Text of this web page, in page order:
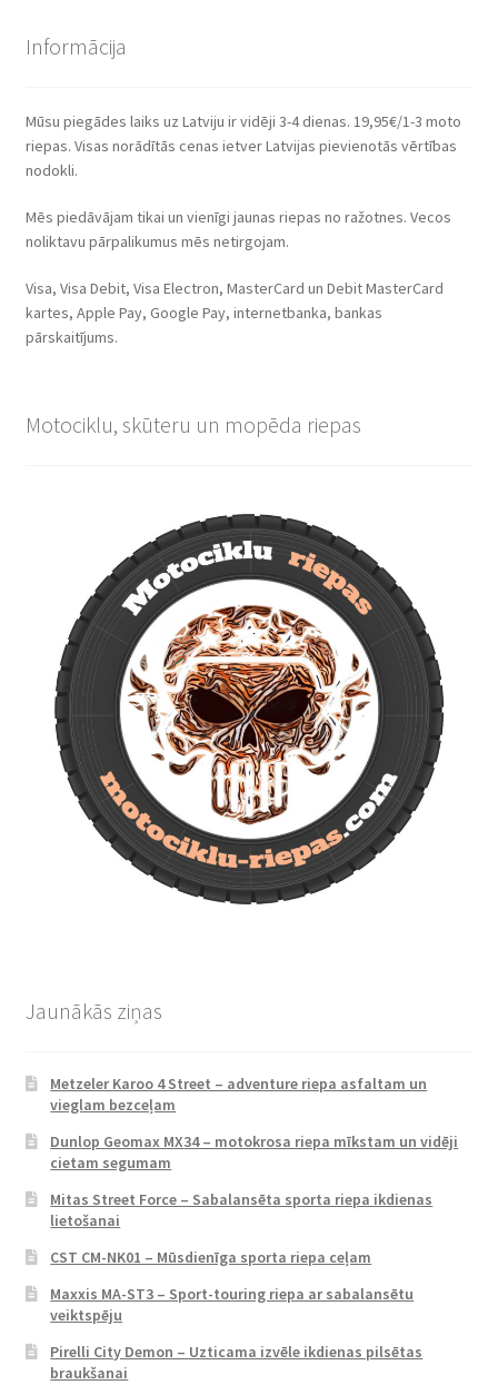
Informācija
Mūsu piegādes laiks uz Latviju ir vidēji 3-4 dienas. 19,95€/1-3 moto
riepas. Visas norādītās cenas ietver Latvijas pievienotās vērtības
nodokli.
Mēs piedāvājam tikai un vienīgi jaunas riepas no ražotnes. Vecos
noliktavu pārpalikumus mēs netirgojam.
Visa, Visa Debit, Visa Electron, MasterCard un Debit MasterCard
kartes, Apple Pay, Google Pay, internetbanka, bankas
pārskaitījums.
Motociklu, skūteru un mopēda riepas
Jaunākās ziņas
Metzeler Karoo 4 Street – adventure riepa asfaltam un
vieglam bezceļam
Dunlop Geomax MX34 – motokrosa riepa mīkstam un vidēji
cietam segumam
Mitas Street Force – Sabalansēta sporta riepa ikdienas
lietošanai
CST CM-NK01 – Mūsdienīga sporta riepa ceļam
Maxxis MA-ST3 – Sport-touring riepa ar sabalansētu
veiktspēju
Pirelli City Demon – Uzticama izvēle ikdienas pilsētas
braukšanai